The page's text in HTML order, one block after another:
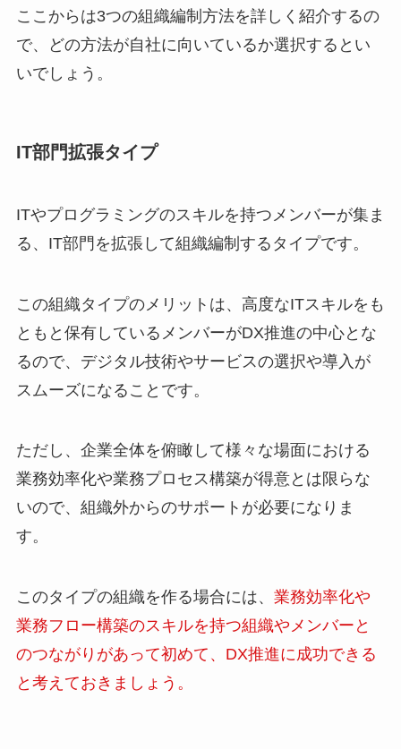
ここからは3つの組織編制方法を詳しく紹介するの
で、どの方法が自社に向いているか選択するとい
いでしょう。
IT部門拡張タイプ
ITやプログラミングのスキルを持つメンバーが集ま
る、IT部門を拡張して組織編制するタイプです。
この組織タイプのメリットは、高度なITスキルをも
ともと保有しているメンバーがDX推進の中心とな
るので、デジタル技術やサービスの選択や導入が
スムーズになることです。
ただし、企業全体を俯瞰して様々な場面における
業務効率化や業務プロセス構築が得意とは限らな
いので、組織外からのサポートが必要になりま
す。
このタイプの組織を作る場合には、 業務効率化や
業務フロー構築のスキルを持つ組織やメンバーと
のつながりがあって初めて、DX推進に成功できる
と考えておきましょう。